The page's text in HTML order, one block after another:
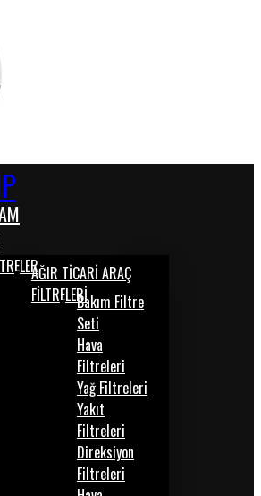
AĞIR TİCARİ ARAÇ
FİLTRELERİBakım Filtre
Seti
Hava
Filtreleri
Yağ Filtreleri
Yakıt
Filtreleri
Direksiyon
Filtreleri